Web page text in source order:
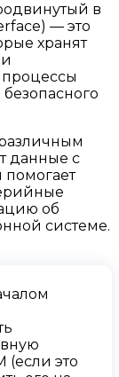
в
— это
хранят
данные с
помогает
об
системе.
(если это